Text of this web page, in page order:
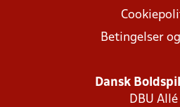
Betingelser
Dansk
DBU Allé